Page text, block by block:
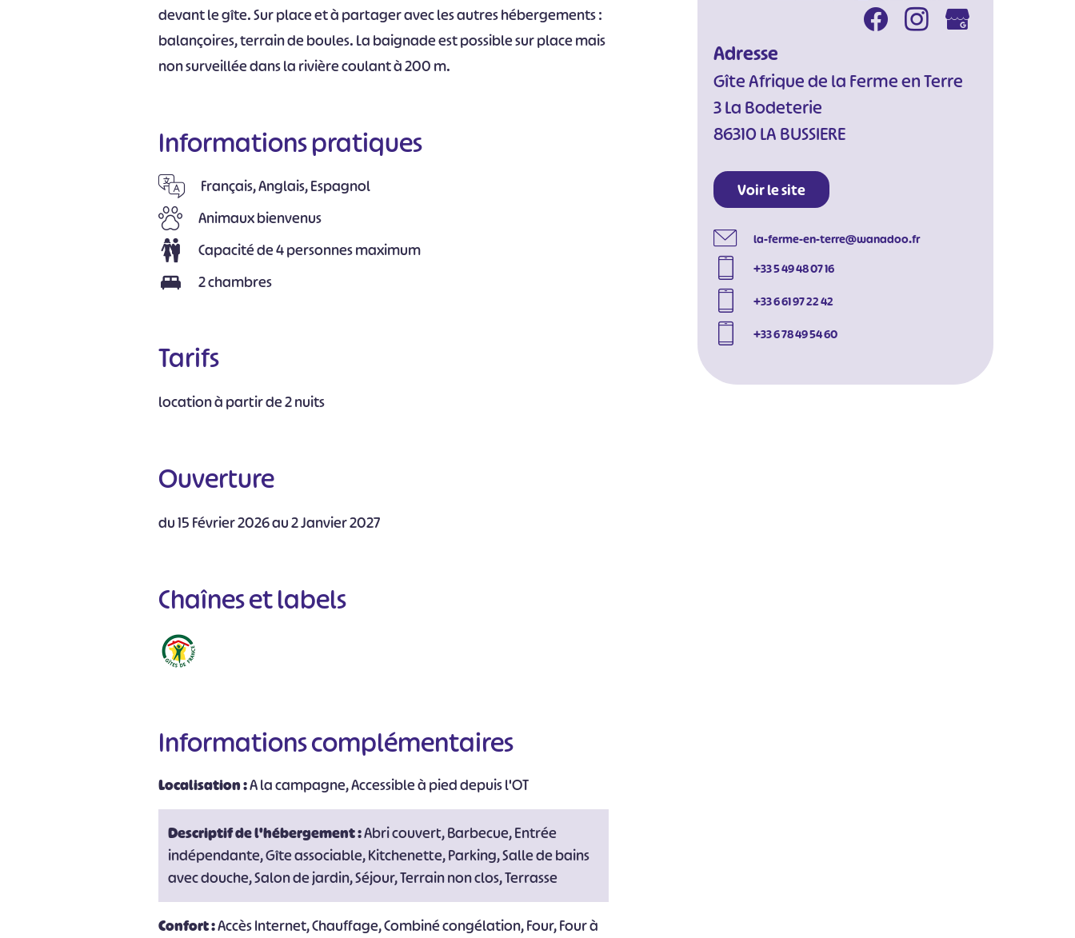
devant le gîte. Sur place et à partager avec les autres hébergements :
balançoires, terrain de boules. La baignade est possible sur place mais
non surveillée dans la rivière coulant à 200 m.
Informations pratiques
Français, Anglais, Espagnol
Animaux bienvenus
Capacité de 4 personnes maximum
2 chambres
Tarifs
location à partir de 2 nuits
Ouverture
du 15 Février 2026 au 2 Janvier 2027
Chaînes et labels
Informations complémentaires
Localisation :A la campagne, Accessible à pied depuis l'OT
Descriptif de l'hébergement :Abri couvert, Barbecue, Entrée
indépendante, Gîte associable, Kitchenette, Parking, Salle de bains
avec douche, Salon de jardin, Séjour, Terrain non clos, Terrasse
Confort :Accès Internet, Chauffage, Combiné congélation, Four, Four à
Adresse
Gîte Afrique de la Ferme en Terre
3 La Bodeterie
86310 LA BUSSIERE
Voir le site
la-ferme-en-terre@wanadoo.fr
+33 5 49 48 07 16
+33 6 61 97 22 42
+33 6 78 49 54 60
# # # # #
#